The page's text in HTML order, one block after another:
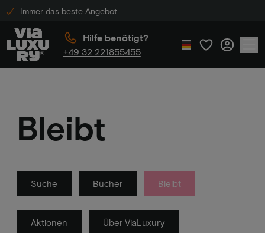
Immer das beste Angebot
Hilfe benötigt?
+49 32 221855455
Bleibt
Suche Bücher Bleibt
Aktionen Über ViaLuxury